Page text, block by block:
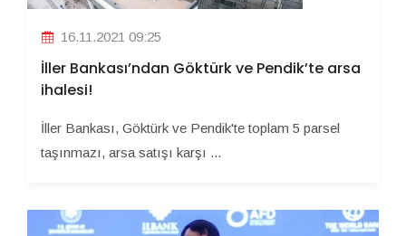
16.11.2021 09:25
İller Bankası’ndan Göktürk ve Pendik’te arsa
ihalesi!
İller Bankası, Göktürk ve Pendik'te toplam 5 parsel
taşınmazı, arsa satışı karşı ...